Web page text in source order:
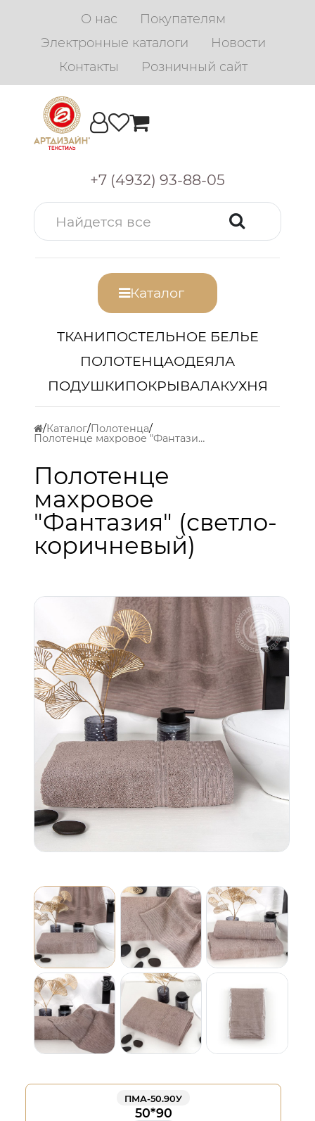
О нас
Покупателям
Электронные каталоги
Новости
Контакты
Розничный сайт
+7 (4932) 93-88-05
Каталог
ТКАНИПОСТЕЛЬНОЕ БЕЛЬЕ
ПОЛОТЕНЦАОДЕЯЛА
ПОДУШКИПОКРЫВАЛАКУХНЯ
Каталог Полотенца
Полотенце махровое "Фантазия" (светло-коричневый)
Полотенце
махровое
"Фантазия" (светло-
коричневый)
ПМА-50.90У
50*90